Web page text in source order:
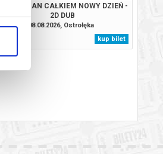
SPIDER-MAN CAŁKIEM NOWY DZIEŃ -
2D DUB
08.08.2026, Ostrołęka
kup bilet